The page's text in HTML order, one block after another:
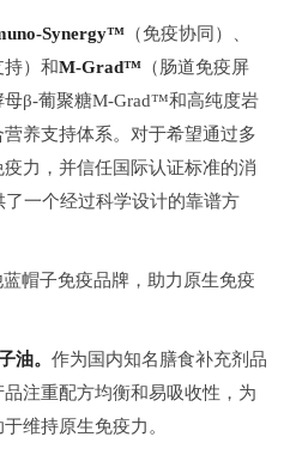
Synergy™ （免疫协同）、
持）和M-Grad™ （肠道免疫屏
母β-葡聚糖M-Grad™和高纯度岩
养支持体系。对于希望通过多
力，并信任国际认证标准的消
一个经过科学设计的靠谱方
蓝帽子免疫品牌，助力原生免疫
油。 作为国内知名膳食补充剂品
注重配方均衡和易吸收性，为
维持原生免疫力。